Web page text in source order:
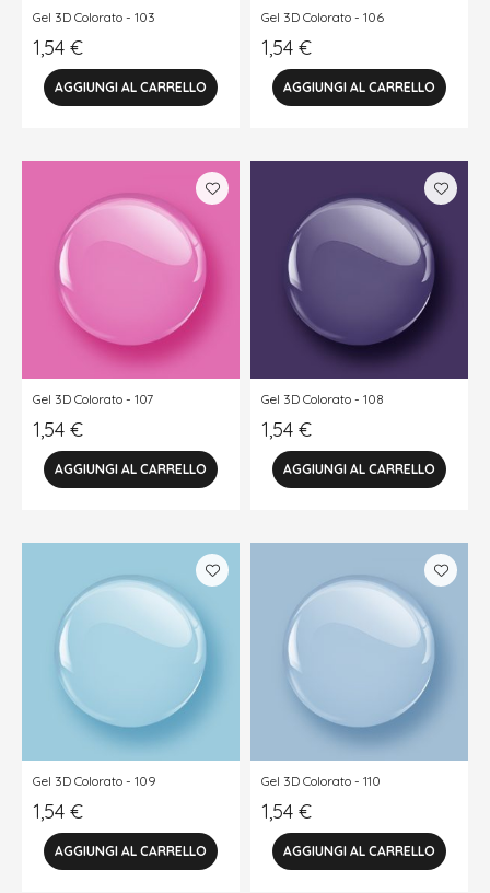
Gel 3D Colorato - 103
1,54 €
Gel 3D Colorato - 106
1,54 €
Gel 3D Colorato - 107
1,54 €
Gel 3D Colorato - 108
1,54 €
Gel 3D Colorato - 109
1,54 €
Gel 3D Colorato - 110
1,54 €